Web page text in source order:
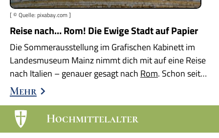
[ © Quelle: pixabay.com ]
Reise nach… Rom! Die Ewige Stadt auf Papier
Die Sommerausstellung im Grafischen Kabinett im
Landesmuseum Mainz nimmt dich mit auf eine Reise
nach Italien – genauer gesagt nach Rom. Schon seit…
Mehr
Hochmittelalter